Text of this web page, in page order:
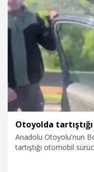
30.05.2026 Gündem
Anadolu Otoyolu'nun
tartıştığı otomobil